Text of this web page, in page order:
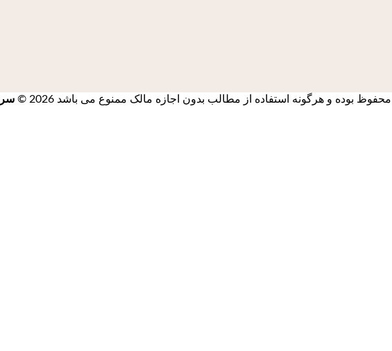
بوده و هرگونه استفاده از مطالب بدون اجازه مالک ممنوع می باشد 2026 ©